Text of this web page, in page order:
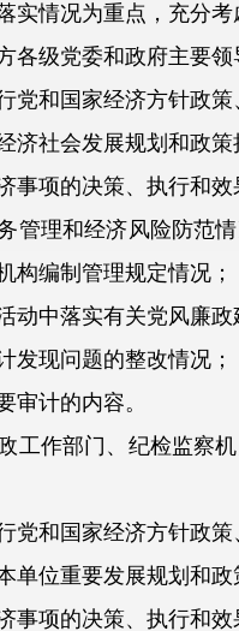
实情况为重点，充分
党委和政府主要领
和国家经济方针政策
社会发展规划和政策
项的决策、执行和效
理和经济风险防范情
构编制管理规定情况；
中落实有关党风廉政
现问题的整改情况；
计的内容。
部门、纪检监察机
和国家经济方针政策
位重要发展规划和政
项的决策、执行和效